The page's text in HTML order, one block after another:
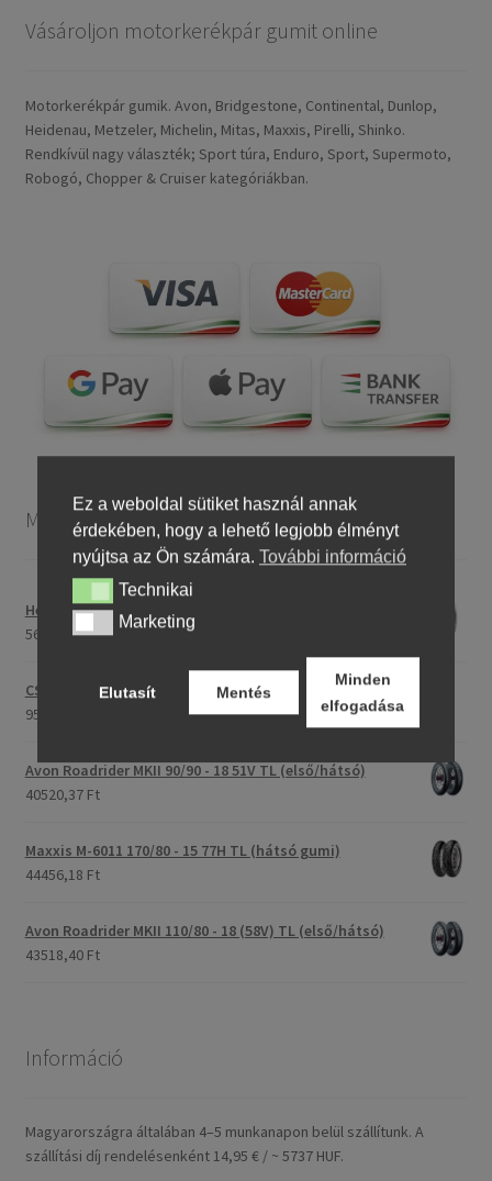
Vásároljon motorkerékpár gumit online
Motorkerékpár gumik. Avon, Bridgestone, Continental, Dunlop,
Heidenau, Metzeler, Michelin, Mitas, Maxxis, Pirelli, Shinko.
Rendkívül nagy választék; Sport túra, Enduro, Sport, Supermoto,
Robogó, Chopper & Cruiser kategóriákban.
Motorkerékpár gumiabroncsok
Heidenau 5.00 - 16 76P P29 TT
56017,40 Ft
CST C-186 3.00 - 23 59P TT (első/hátsó)
95187,21 Ft
Avon Roadrider MKII 90/90 - 18 51V TL (első/hátsó)
40520,37 Ft
Maxxis M-6011 170/80 - 15 77H TL (hátsó gumi)
44456,18 Ft
Avon Roadrider MKII 110/80 - 18 (58V) TL (első/hátsó)
43518,40 Ft
Információ
Magyarországra általában 4–5 munkanapon belül szállítunk. A
szállítási díj rendelésenként 14,95 € / ~ 5737 HUF.
Ez a weboldal sütiket használ annak
érdekében, hogy a lehető legjobb élményt
nyújtsa az Ön számára. További információ
TechnikaiTechnikai
MarketingMarketing
Elutasít Mentés
Minden
elfogadása